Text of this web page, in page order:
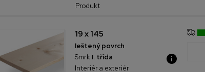
Produkt
19 x 145
leštený povrch
Smrk I. třída
Interiér a exteriér